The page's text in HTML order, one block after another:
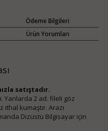
Ödeme Bilgileri
Ürün Yorumları
satıştadır.
Yanlarda 2 ad. fileli göz
ithal kumaştır. Arazi
Dizüstü Bilgisayar için